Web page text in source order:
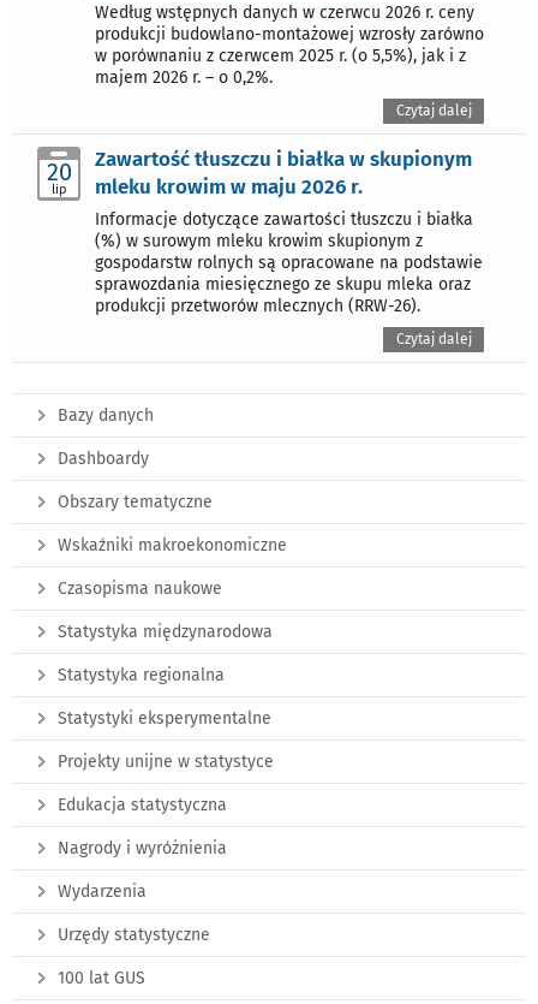
Według wstępnych danych w czerwcu 2026 r. ceny
produkcji budowlano-montażowej wzrosły zarówno
w porównaniu z czerwcem 2025 r. (o 5,5%), jak i z
majem 2026 r. – o 0,2%.
Czytaj dalej
20
lip
Zawartość tłuszczu i białka w skupionym
mleku krowim w maju 2026 r.
Informacje dotyczące zawartości tłuszczu i białka
(%) w surowym mleku krowim skupionym z
gospodarstw rolnych są opracowane na podstawie
sprawozdania miesięcznego ze skupu mleka oraz
produkcji przetworów mlecznych (RRW-26).
Czytaj dalej
Bazy danych
Dashboardy
Obszary tematyczne
Wskaźniki makroekonomiczne
Czasopisma naukowe
Statystyka międzynarodowa
Statystyka regionalna
Statystyki eksperymentalne
Projekty unijne w statystyce
Edukacja statystyczna
Nagrody i wyróżnienia
Wydarzenia
Urzędy statystyczne
100 lat GUS